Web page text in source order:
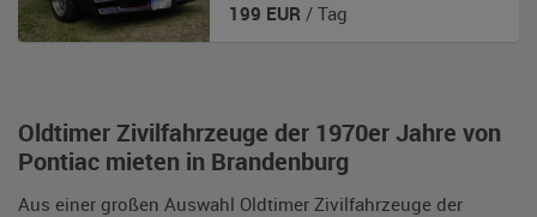
Oldtimer Zivilfahrzeuge der 1970er Jahre von
Pontiac mieten in Brandenburg
Aus einer großen Auswahl Oldtimer Zivilfahrzeuge der
199 EUR / Tag